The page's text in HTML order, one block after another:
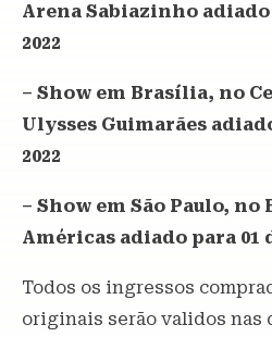
Arena Sabiazinho
2022
– Show em Brasília, no
Ulysses Guimarães
2022
– Show em São Paulo, no
Américas adiado para 01
Todos os ingressos
originais serão validos nas